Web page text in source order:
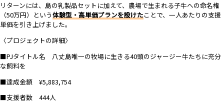
リターンには、島の乳製品セットに加えて、農場で生まれる子牛への命名権
（50万円）という体験型・高単価プランを設けたことで、一人あたりの支援
単価を引き上げました。
〈プロジェクトの詳細〉
■PJタイトル名 八丈島唯一の牧場に生きる40頭のジャージー牛たちに充分
な飼料を
■達成金額 ¥5,883,754
■支援者数 444人